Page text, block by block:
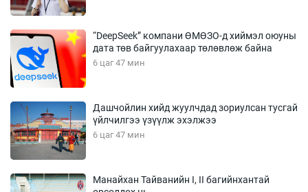
“DeepSeek” компани ӨМӨЗО-д хиймэл оюуны
дата төв байгуулахаар төлөвлөж байна
6 цаг 47 мин
Дашчойлин хийд жуулчдад зориулсан тусгай
үйлчилгээ үзүүлж эхэлжээ
6 цаг 47 мин
Манайхан Тайванийн I, II багийнхантай